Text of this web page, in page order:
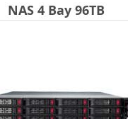
NAS 4 Bay 96TB